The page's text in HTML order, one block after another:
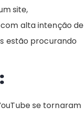
site,
alta intenção de
estão procurando
se tornaram